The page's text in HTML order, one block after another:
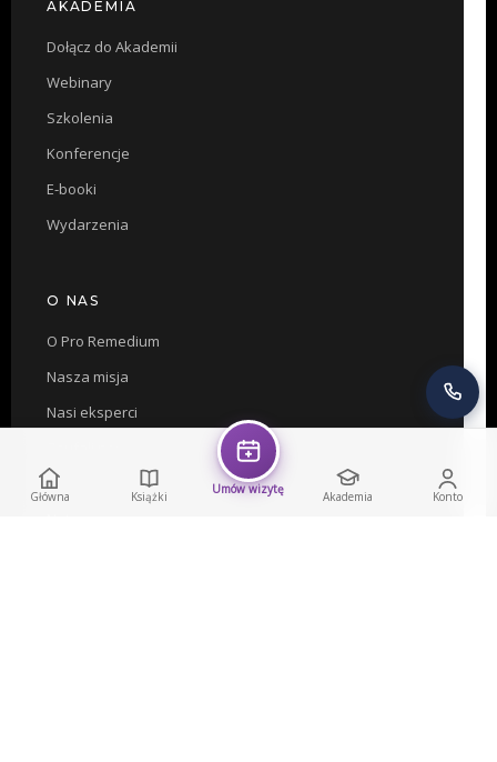
AKADEMIA
Dołącz do Akademii
Webinary
Szkolenia
Konferencje
E-booki
Wydarzenia
O NAS
O Pro Remedium
Nasza misja
Nasi eksperci
Współpraca
Główna Książki Umów wizytę Akademia Konto